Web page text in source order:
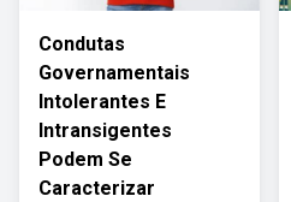
Condutas
Governamentais
Intolerantes E
Intransigentes
Podem Se
Caracterizar